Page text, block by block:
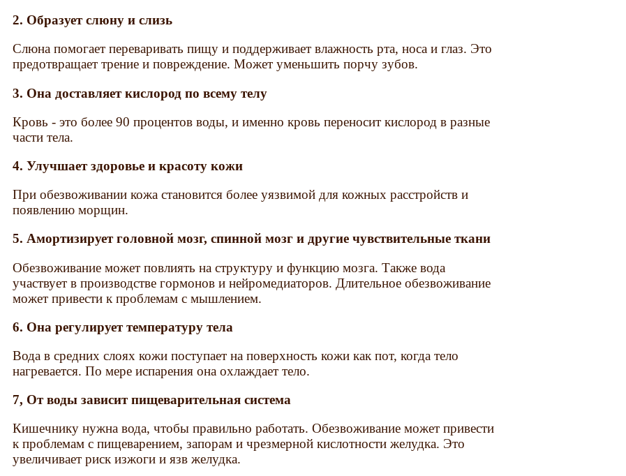
2. Образует слюну и слизь
Слюна помогает переваривать пищу и поддерживает влажность рта, носа и глаз. Это
предотвращает трение и повреждение. Может уменьшить порчу зубов.
3. Она доставляет кислород по всему телу
Кровь - это более 90 процентов воды, и именно кровь переносит кислород в разные
части тела.
4. Улучшает здоровье и красоту кожи
При обезвоживании кожа становится более уязвимой для кожных расстройств и
появлению морщин.
5. Амортизирует головной мозг, спинной мозг и другие чувствительные ткани
Обезвоживание может повлиять на структуру и функцию мозга. Также вода
участвует в производстве гормонов и нейромедиаторов. Длительное обезвоживание
может привести к проблемам с мышлением.
6. Она регулирует температуру тела
Вода в средних слоях кожи поступает на поверхность кожи как пот, когда тело
нагревается. По мере испарения она охлаждает тело.
7, От воды зависит пищеварительная система
Кишечнику нужна вода, чтобы правильно работать. Обезвоживание может привести
к проблемам с пищеварением, запорам и чрезмерной кислотности желудка. Это
увеличивает риск изжоги и язв желудка.